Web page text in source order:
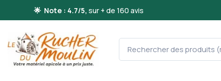
🌟 Note : 4.7/5, sur + de 160 avis